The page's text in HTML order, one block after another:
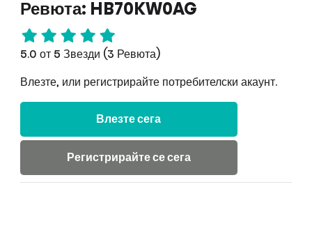
Ревюта: HB70KW0AG
5.0 от 5 Звезди (3 Ревюта)
Влезте, или регистрирайте потребителски акаунт.
Влезте сега
Регистрирайте се сега